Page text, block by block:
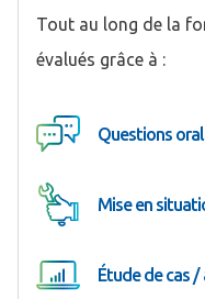
Tout au long de la
évalués grâce à :
Questions
Mise en
Étude de cas